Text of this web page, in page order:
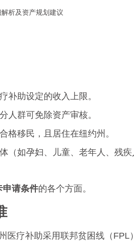
析及资产规划建议
补助设定的收入上限。
人群可免除资产审核。
格移民，且居住在纽约州。
（如孕妇、儿童、老年人、残疾
申请条件的各个方面。
医疗补助采用联邦贫困线（FPL